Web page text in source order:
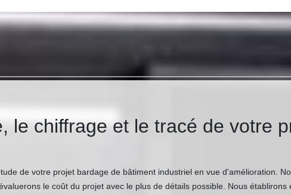
le chiffrage et le tracé de votre
de votre projet bardage de bâtiment industriel en vue d'amélioration.
le coût du projet avec le plus de détails possible. Nous établirons